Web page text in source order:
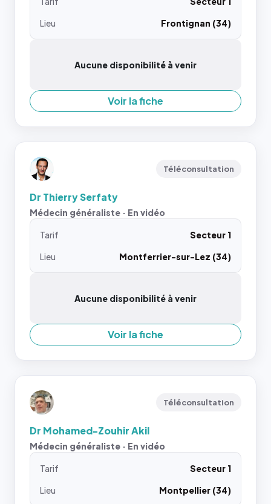
Lieu
Frontignan (34)
Aucune disponibilité à venir
Voir la fiche
Téléconsultation
Dr Thierry Serfaty
Médecin généraliste · En vidéo
Tarif
Secteur 1
Lieu
Montferrier-sur-Lez (34)
Aucune disponibilité à venir
Voir la fiche
Téléconsultation
Dr Mohamed-Zouhir Akil
Médecin généraliste · En vidéo
Tarif
Secteur 1
Lieu
Montpellier (34)